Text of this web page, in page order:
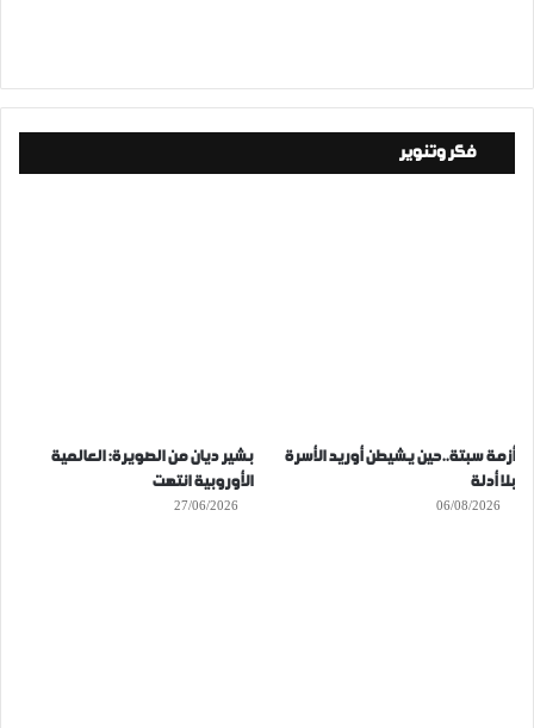
فكر وتنوير
أزمة سبتة..حين يشيطن أوريد الأسرة
بلا أدلة
06/08/2026
بشير ديان من الصويرة: العالمية
الأوروبية انتهت
27/06/2026